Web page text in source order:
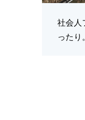
社会人
ったり。